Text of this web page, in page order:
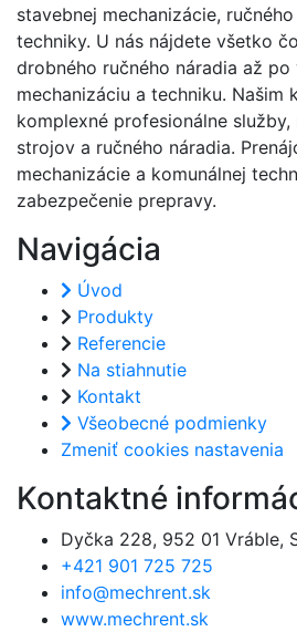
stavebnej mechanizácie,
techniky. U nás nájdete všetko
drobného ručného náradia až po
mechanizáciu a techniku. Našim
komplexné profesionálne služby,
strojov a ručného náradia.
mechanizácie a komunálnej
zabezpečenie prepravy.
Navigácia
Úvod
Produkty
Referencie
Na stiahnutie
Kontakt
Všeobecné podmienky
Zmeniť cookies nastavenia
Kontaktné
Dyčka 228, 952 01 Vráble,
+421 901 725 725
info@mechrent.sk
www.mechrent.sk